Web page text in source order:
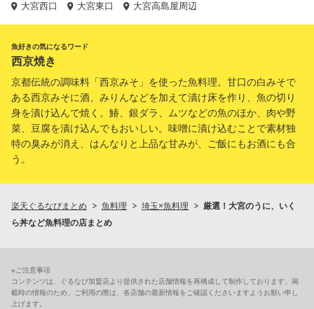
大宮西口 大宮東口 大宮高島屋周辺
魚好きの気になるワード
西京焼き
京都伝統の調味料「西京みそ」を使った魚料理。甘口の白みそで
ある西京みそに酒、みりんなどを加えて漬け床を作り、魚の切り
身を漬け込んで焼く。鰆、銀ダラ、ムツなどの魚のほか、肉や野
菜、豆腐を漬け込んでもおいしい。味噌に漬け込むことで素材独
特の臭みが消え、はんなりと上品な甘みが、ご飯にもお酒にも合
う。
楽天ぐるなびまとめ 魚料理 埼玉×魚料理
厳選！大宮のうに、いく
ら丼など魚料理の店まとめ
※ご注意事項
コンテンツは、ぐるなび加盟店より提供された店舗情報を再構成して制作しております。掲
載時の情報のため、ご利用の際は、各店舗の最新情報をご確認くださいますようお願い申し
上げます。